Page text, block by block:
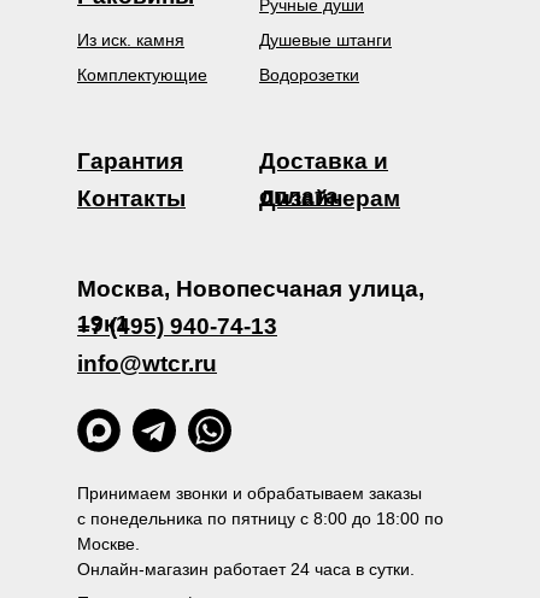
Из иск. камня
Комплектующие
Дизайнерам
Доставка и
оплата
Гарантия
Контакты
Ручные души
Москва, Новопесчаная улица,
19к1
info@wtcr.ru
+7 (495) 940-74-13
Душевые штанги
Водорозетки
Принимаем звонки и обрабатываем заказы
с понедельника по пятницу с 8:00 до 18:00 по
Москве.
Онлайн-магазин работает 24 часа в сутки.